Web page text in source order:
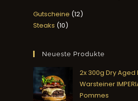
Gutscheine 12
Steaks 10
Neueste Produkte
2x 300g Dry Aged
Warsteiner
Pommes